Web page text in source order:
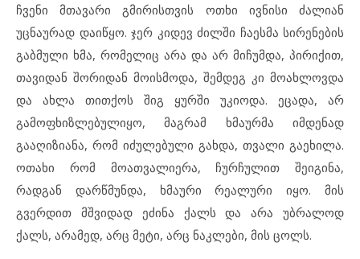
ჩვენი მთავარი გმირისთვის ოთხი ივნისი ძალიან
უცნაურად დაიწყო. ჯერ კიდევ ძილში ჩაესმა სირენების
გაბმული ხმა, რომელიც არა და არ მიჩუმდა, პირიქით,
თავიდან შორიდან მოისმოდა, შემდეგ კი მოახლოვდა
და ახლა თითქოს შიგ ყურში უკიოდა. ეცადა, არ
გამოფხიზლებულიყო, მაგრამ ხმაურმა იმდენად
გააღიზიანა, რომ იძულებული გახდა, თვალი გაეხილა.
ოთახი რომ მოათვალიერა, ჩურჩულით შეიგინა,
რადგან დარწმუნდა, ხმაური რეალური იყო. მის
გვერდით მშვიდად ეძინა ქალს და არა უბრალოდ
ქალს, არამედ, არც მეტი, არც ნაკლები, მის ცოლს.